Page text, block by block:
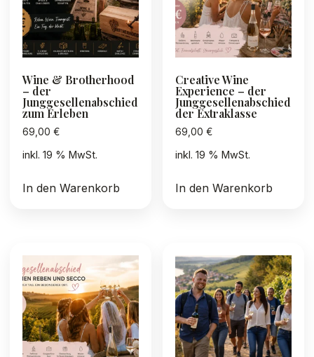
Wine & Brotherhood
– der
Junggesellenabschied
zum Erleben
69,00 €
inkl. 19 % MwSt.
In den Warenkorb
Creative Wine
Experience – der
Junggesellenabschied
der Extraklasse
69,00€
inkl. 19 % MwSt.
In den Warenkorb